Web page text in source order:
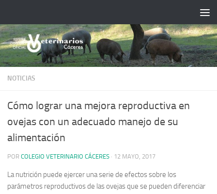
NOTICIAS
Cómo lograr una mejora reproductiva en
ovejas con un adecuado manejo de su
alimentación
POR COLEGIO VETERINARIO CÁCERES · 12 MAYO, 2017
La nutrición puede ejercer una serie de efectos sobre los
parámetros reproductivos de las ovejas que se pueden diferenciar